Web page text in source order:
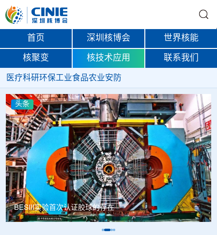
首页 深圳核博会 世界核能
核聚变 核技术应用 联系我们
医疗科研环保工业食品农业安防
头条
BESIII实验首次认证胶球的存在